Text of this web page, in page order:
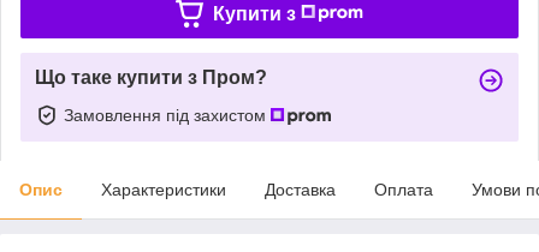
Купити з
Що таке купити з Пром?
Замовлення під захистом
Опис Характеристики Доставка Оплата Умови